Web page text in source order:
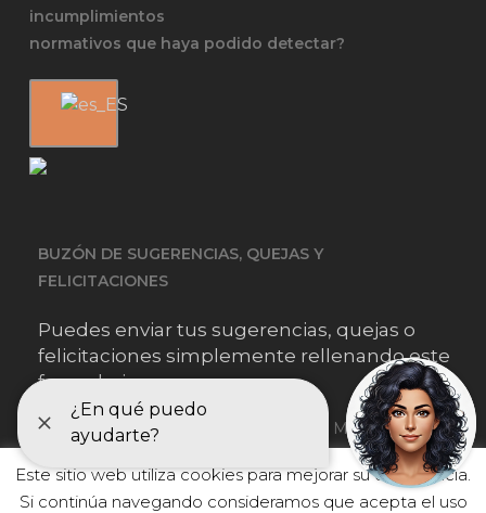
incumplimientos
normativos que haya podido detectar?
BUZÓN DE SUGERENCIAS, QUEJAS Y
FELICITACIONES
Puedes enviar tus sugerencias, quejas o
felicitaciones simplemente rellenando este
formulario.
He leído y aceptola información sobre protección de datos
Este sitio web utiliza cookies para mejorar su experiencia.
Si continúa navegando consideramos que acepta el uso